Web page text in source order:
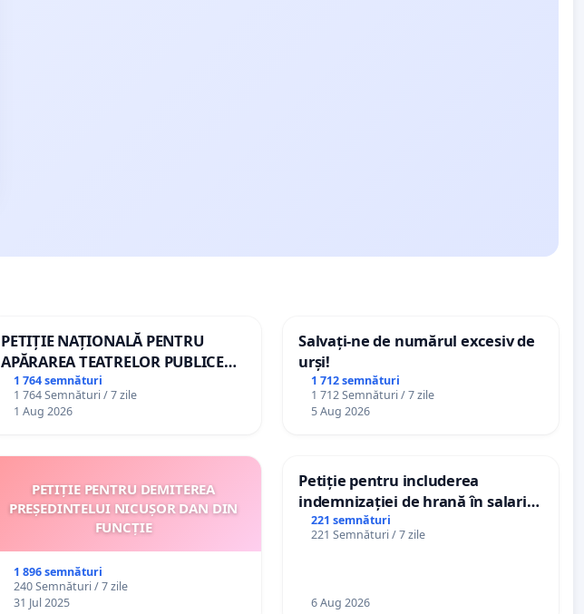
PETIȚIE NAȚIONALĂ PENTRU
APĂRAREA TEATRELOR PUBLICE
DE REPERTORIU DIN ROMÂNIA
1 764 semnături
1 764 Semnături / 7 zile
1 Aug 2026
Salvați-ne de numărul excesiv de
urși!
1 712 semnături
1 712 Semnături / 7 zile
5 Aug 2026
PETIȚIE PENTRU DEMITEREA
PREȘEDINTELUI NICUȘOR DAN DIN
FUNCȚIE
1 896 semnături
240 Semnături / 7 zile
31 Jul 2025
Petiție pentru includerea
indemnizației de hrană în salariul
de bază și protejarea gradațiilor
de vechime pentru asistenții
221 semnături
221 Semnături / 7 zile
6 Aug 2026